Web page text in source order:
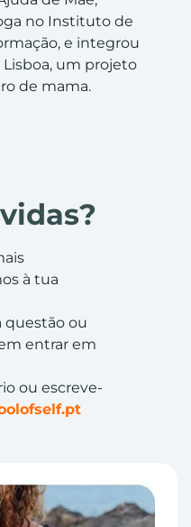
no Instituto de
e integrou
um projeto
de mama.
à tua
questão ou
entrar em
ou escreve-